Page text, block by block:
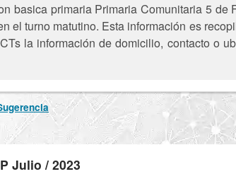
basica primaria Primaria Comunitaria 5 de
el turno matutino. Esta información es
la información de domicilio, contacto o
Julio / 2023